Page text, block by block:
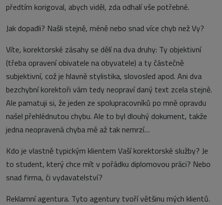
předtím korigoval, abych viděl, zda odhalí vše potřebné.
Jak dopadli? Našli stejně, méně nebo snad více chyb než Vy?
Víte, korektorské zásahy se dělí na dva druhy: Ty objektivní
(třeba opravení obivatele na obyvatele) a ty částečně
subjektivní, což je hlavně stylistika, slovosled apod. Ani dva
bezchybní korektoři vám tedy neopraví daný text zcela stejně.
Ale pamatuji si, že jeden ze spolupracovníků po mně opravdu
našel přehlédnutou chybu. Ale to byl dlouhý dokument, takže
jedna neopravená chyba mě až tak nemrzí…
Kdo je vlastně typickým klientem Vaší korektorské služby? Je
to student, který chce mít v pořádku diplomovou práci? Nebo
snad firma, či vydavatelství?
Reklamní agentura. Tyto agentury tvoří většinu mých klientů.